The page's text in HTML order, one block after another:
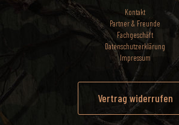
Kontakt
Partner & Freunde
Fachgeschäft
Datenschutzerklärung
Impressum
Vertrag widerrufen